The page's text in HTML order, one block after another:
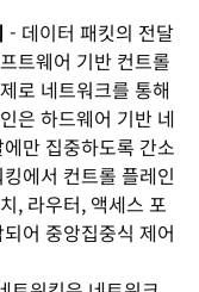
- 데이터 패킷의 전달
트웨어 기반 컨트롤
로 네트워크를 통해
은 하드웨어 기반 네
만 집중하도록 간소
에서 컨트롤 플레인
, 라우터, 액세스 포
어 중앙집중식 제어